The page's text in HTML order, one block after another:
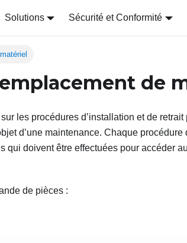
Solutions Sécurité et Conformité
de
les procédures d’installation et de retrait
d’une maintenance. Chaque procédure
qui doivent être effectuées pour accéder
de pièces :